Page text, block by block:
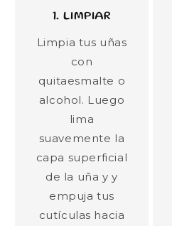
1. LIMPIAR
Limpia tus uñas
con
quitaesmalte o
alcohol. Luego
lima
suavemente la
capa superficial
de la uña y y
empuja tus
cutículas hacia